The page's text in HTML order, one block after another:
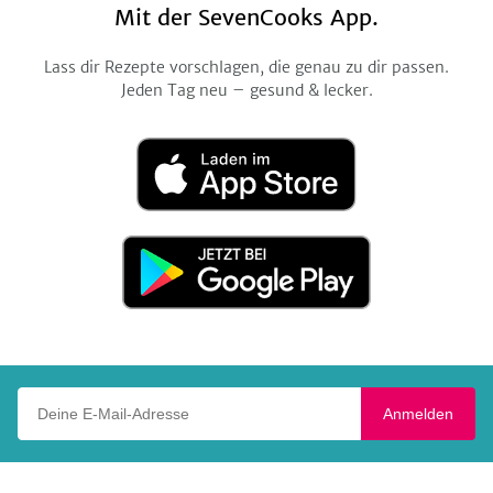
Mit der SevenCooks App.
Lass dir Rezepte vorschlagen, die genau zu dir passen.
Jeden Tag neu – gesund & lecker.
Laden
im
App
Jetzt
Google
Anmelden